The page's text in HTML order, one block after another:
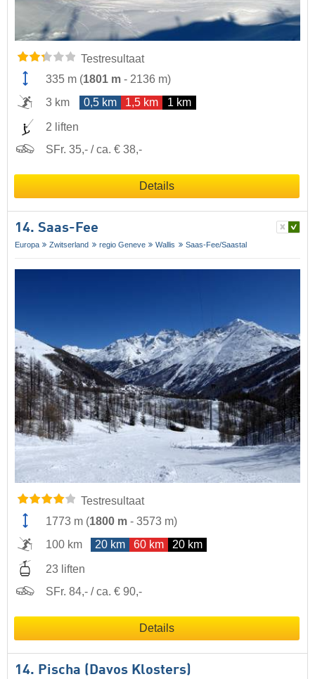
Testresultaat
335 m (1801 m - 2136 m)
3 km
0,5 km 1,5 km 1 km
2 liften
SFr. 35,- / ca. € 38,-
Details
14. Saas-Fee
Europa Zwitserland regio Geneve Wallis Saas-Fee/​Saastal
Testresultaat
1773 m (1800 m - 3573 m)
100 km
20 km 60 km 20 km
23 liften
SFr. 84,- / ca. € 90,-
Details
14. Pischa (Davos Klosters)